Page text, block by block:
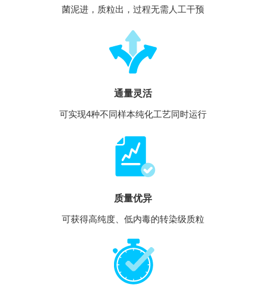
菌泥进，质粒出，过程无需人工干预
通量灵活
可实现4种不同样本纯化工艺同时运行
质量优异
可获得高纯度、低内毒的转染级质粒